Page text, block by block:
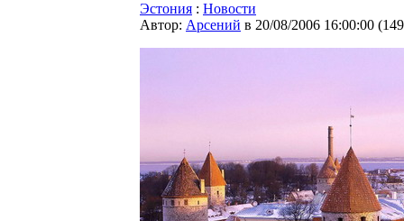
Эстония : Новости
Автор: Арсений в 20/08/2006 16:00:00 (